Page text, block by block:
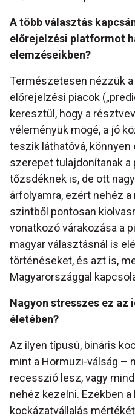
A több választás
előrejelzési platformot
elemzéseikben?
Természetesen nézzük
előrejelzési piacok
keresztül, hogy a
véleményük mögé, a jó
teszik láthatóvá,
szerepet tulajdonítanak a
tőzsdéknek is, de ott
árfolyamra, ezért nehéz
szintből pontosan
vonatkozó várakozása a
magyar választásnál is
történéseket, és azt is,
Magyarországgal
Nagyon stresszes ez az
életében?
Az ilyen típusú, bináris
mint a Hormuzi-válság –
recesszió lesz, vagy
nehéz kezelni. Ezekben
kockázatvállalás